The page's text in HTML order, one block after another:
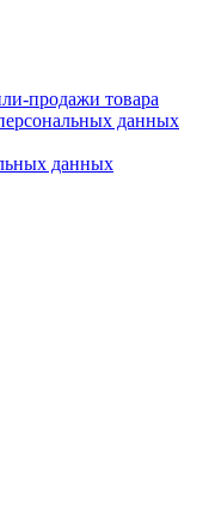
продажи товара
данных
данных